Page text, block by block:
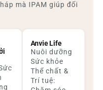
mà IPAM giúp đối
Anvie Life
Nuôi dưỡng
Sức khỏe
Thể chất &
Trí tuệ: